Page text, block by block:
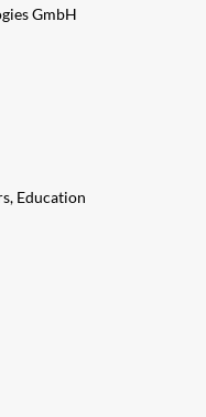
GmbH
Education